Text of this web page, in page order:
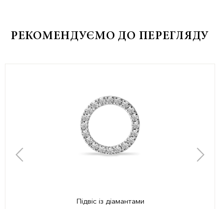
РЕКОМЕНДУЄМО ДО ПЕРЕГЛЯДУ
Підвіс із діамантами